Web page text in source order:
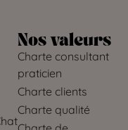
Nos valeurs
Charte consultant
praticien
Charte clients
Charte qualité